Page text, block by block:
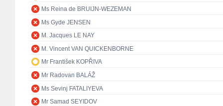
Ms Reina de BRUIJN-WEZEMAN
Ms Gyde JENSEN
M. Jacques LE NAY
M. Vincent VAN QUICKENBORNE
Mr František KOPŘIVA
Mr Radovan BALÁŽ
Ms Sevinj FATALIYEVA
Mr Samad SEYIDOV